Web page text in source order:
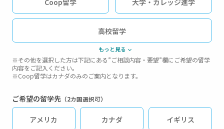
高校留学
中高生ジュニア留学（短期）
もっと見る
※その他を選択した方は下記にある”ご相談内容・要望”欄にご希望の留学
内容をご記入ください。
※Coop留学はカナダのみのご案内となります。
ご希望の留学先（2カ国選択可）
アメリカ カナダ イギリス